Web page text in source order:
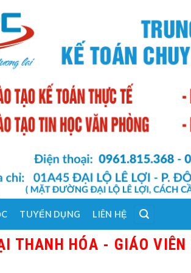
TUYỂN DỤNG LIÊN HỆ
HÓA - GIÁO VIÊN